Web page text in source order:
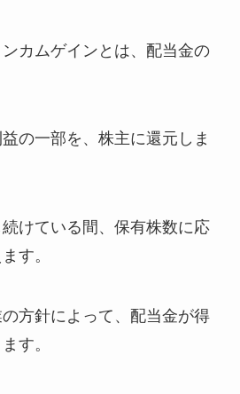
カムゲインとは、配当金の
の一部を、株主に還元しま
けている間、保有株数に応
す。
方針によって、配当金が得
す。